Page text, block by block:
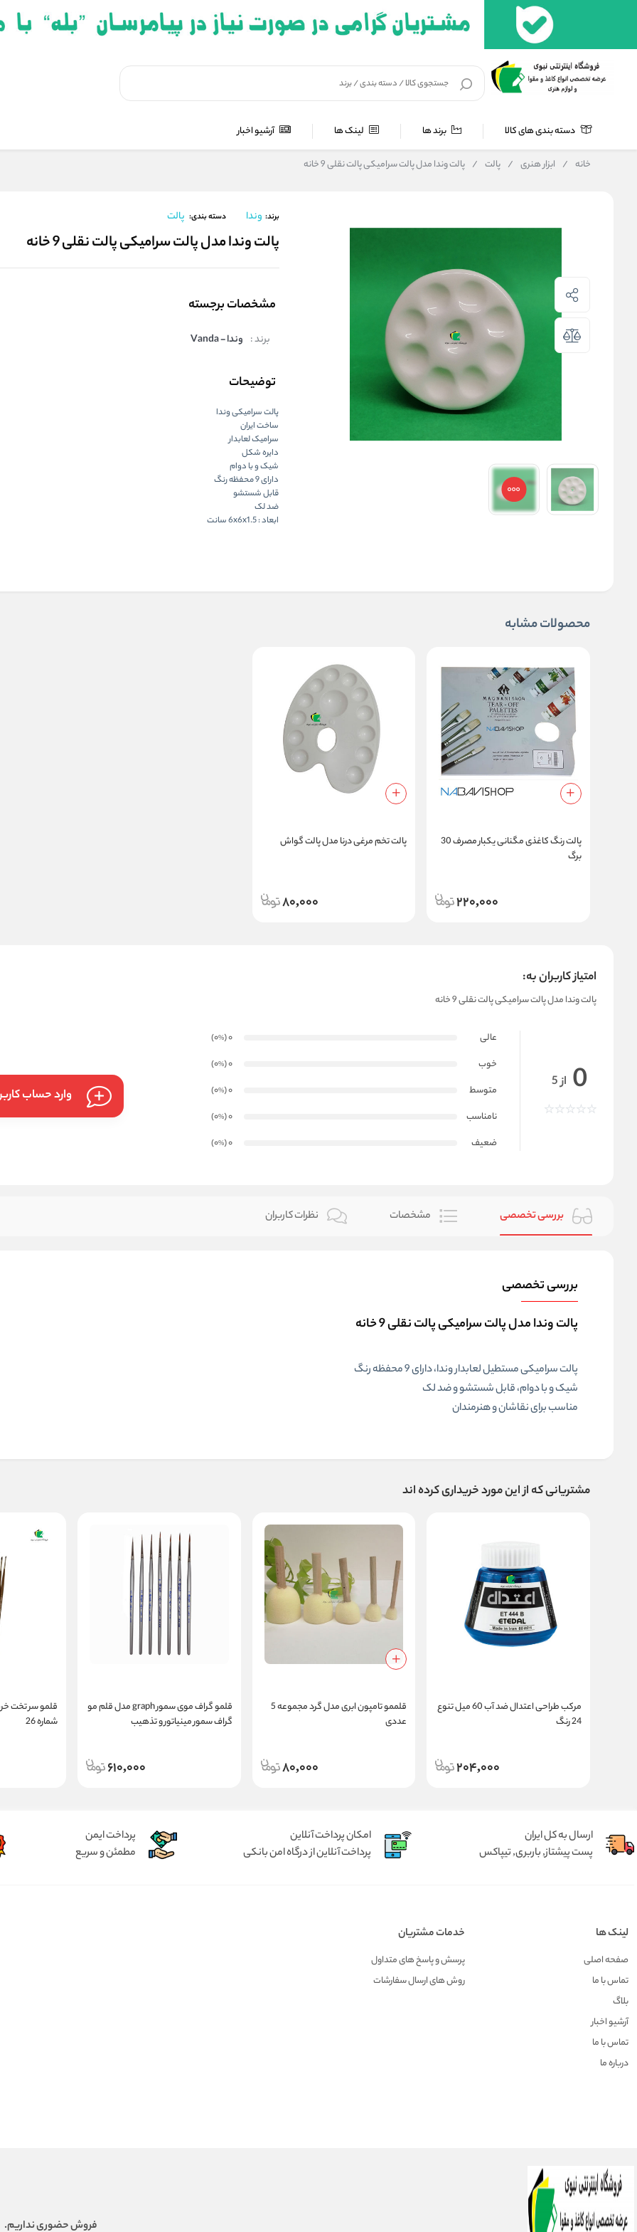
دسته بندی های کالا برند ها لینک ها آرشیو اخبار
خانه / ابزار هنری / پالت / پالت وندا مدل پالت سرامیکی پالت نقلی 9 خانه
برند: وندا دسته بندی: پالت
پالت وندا مدل پالت سرامیکی پالت نقلی 9 خانه
مشخصات برجسته
برند : وندا - Vanda
توضیحات
پالت سرامیکی وندا
ساخت ایران
سرامیک لعابدار
دایره شکل
شیک و با دوام
دارای 9 محفظه رنگ
قابل شستشو
ضد لک
ابعاد : 6x6x1.5 سانت
محصولات مشابه
پالت رنگ کاغذی مگنانی یکبار مصرف 30
برگ
220,000
پالت تخم مرغی درنا مدل پالت گواش
80,000
امتیاز کاربران به:
پالت وندا مدل پالت سرامیکی پالت نقلی 9 خانه
0 از 5
عالی 0
(0
%
)
خوب
0
(0
%
)
متوسط
0
(0
%
)
نامناسب
0
(0
%
)
ضعیف
0
(0
%
)
وارد حساب
بررسی تخصصی مشخصات نظرات کاربران
بررسی تخصصی
پالت وندا مدل پالت سرامیکی پالت نقلی 9 خانه
پالت سرامیکی مستطیل لعابدار وندا، دارای 9 محفظه رنگ
شیک و با دوام، قابل شستشو و ضد لک
مناسب برای نقاشان و هنرمندان
مشتریانی که از این مورد خریداری کرده اند
مرکب طراحی اعتدال ضد آب 60 میل تنوع
24 رنگ
204,000
قلممو تامپون ابری مدل گرد مجموعه 5
عددی
80,000
قلمو گراف موی سمور graph مدل قلم مو
گراف سمور مینیاتور و تذهیب
610,000
شماره 26
ارسال به کل ایران
پست پیشتاز, باربری, تیپاکس
امکان پرداخت آنلاین
پرداخت آنلاین از درگاه امن بانکی
پرداخت ایمن
مطمئن و سریع
لینک ها
صفحه اصلی
تماس با ما
بلاگ
آرشیو اخبار
تماس با ما
درباره ما
خدمات مشتریان
پرسش و پاسخ های متداول
روش های ارسال سفارشات
فروش حضوری نداریم.